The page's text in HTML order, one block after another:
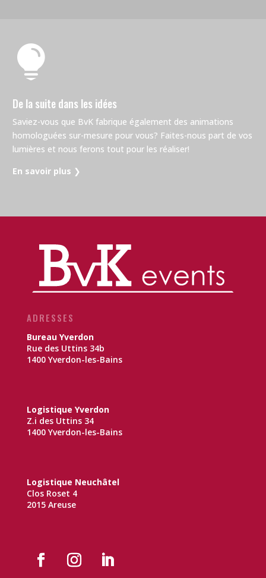

De la suite dans les idées
Saviez-vous que BvK fabrique également des animations
homologuées sur-mesure pour vous? Faites-nous part de vos
lumières et nous ferons tout pour les réaliser!
En savoir plus ❯
ADRESSES
Bureau Yverdon
Rue des Uttins 34b
1400 Yverdon-les-Bains
Logistique Yverdon
Z.i des Uttins 34
1400 Yverdon-les-Bains
Logistique Neuchâtel
Clos Roset 4
2015 Areuse